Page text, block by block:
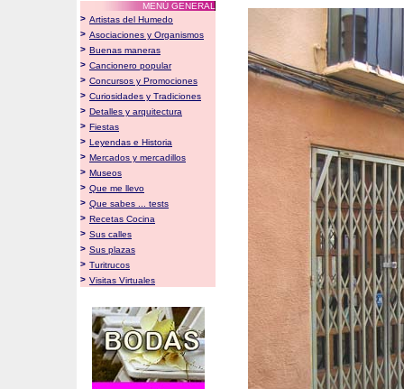
MENÚ GENERAL
> Artistas del Humedo
> Asociaciones y Organismos
> Buenas maneras
> Cancionero popular
> Concursos y Promociones
> Curiosidades y Tradiciones
> Detalles y arquitectura
> Fiestas
> Leyendas e Historia
> Mercados y mercadillos
> Museos
> Que me llevo
> Que sabes ... tests
> Recetas Cocina
> Sus calles
> Sus plazas
> Turitrucos
> Visitas Virtuales